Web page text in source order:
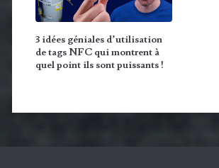
3 idées géniales d’utilisation
de tags NFC qui montrent à
quel point ils sont puissants !